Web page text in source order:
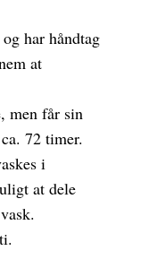
har håndtag
at
men får sin
72 timer.
i
at dele